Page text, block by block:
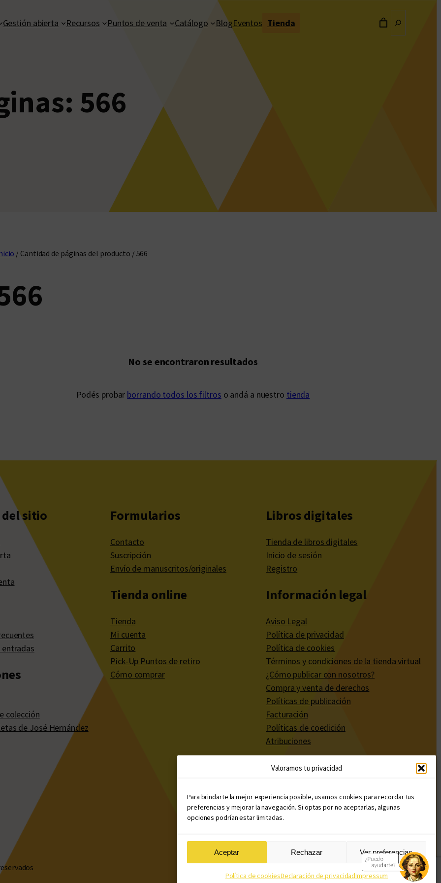
Valoramos tu privacidad
Para brindarte la mejor experiencia posible, usamos cookies para recordar tus
preferencias y mejorar la navegación. Si optas por no aceptarlas, algunas
opciones podrían estar limitadas.
Aceptar Rechazar Ver preferencias
Política de cookiesDeclaración de privacidadImpressum
Gestión abierta Recursos Puntos de venta Catálogo BlogEventos Tienda
566
/ Cantidad de páginas del producto / 566
No se encontraron resultados
Podés probar borrando todos los filtros o andá a nuestro tienda
del sitio
entradas
colección
de José Hernández
Formularios
Contacto
Suscripción
Envío de manuscritos/originales
Tienda online
Tienda
Mi cuenta
Carrito
Pick-Up Puntos de retiro
Cómo comprar
Libros digitales
Tienda de libros digitales
Inicio de sesión
Registro
Información legal
Aviso Legal
Política de privacidad
Política de cookies
Términos y condiciones de la tienda virtual
¿Cómo publicar con nosotros?
Compra y venta de derechos
Políticas de publicación
Facturación
Políticas de coedición
Atribuciones
Diseño web: Llama Creativa